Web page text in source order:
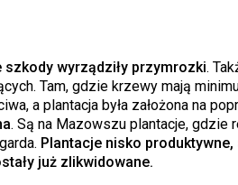
szkody wyrządziły przymrozki.
Tam, gdzie krzewy mają
a plantacja była założona na
. Są na Mazowszu plantacje, gdzie
Plantacje nisko
już zlikwidowane.